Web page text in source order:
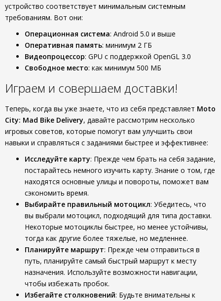
устройство соответствует минимальным системным
требованиям. Вот они:
Операционная система: Android 5.0 и выше
Оперативная память: минимум 2 ГБ
Видеопроцессор: GPU с поддержкой OpenGL 3.0
Свободное место: как минимум 500 МБ
Играем и совершаем доставки!
Теперь, когда вы уже знаете, что из себя представляет Moto
City: Mad Bike Delivery, давайте рассмотрим несколько
игровых советов, которые помогут вам улучшить свои
навыки и справляться с заданиями быстрее и эффективнее:
Исследуйте карту: Прежде чем брать на себя задание,
постарайтесь немного изучить карту. Знание о том, где
находятся основные улицы и повороты, поможет вам
сэкономить время.
Выбирайте правильный мотоцикл: Убедитесь, что
вы выбрали мотоцикл, подходящий для типа доставки.
Некоторые мотоциклы быстрее, но менее устойчивы,
тогда как другие более тяжелые, но медленнее.
Планируйте маршрут: Прежде чем отправиться в
путь, планируйте самый быстрый маршрут к месту
назначения. Используйте возможности навигации,
чтобы избежать пробок.
Избегайте столкновений: Будьте внимательны к